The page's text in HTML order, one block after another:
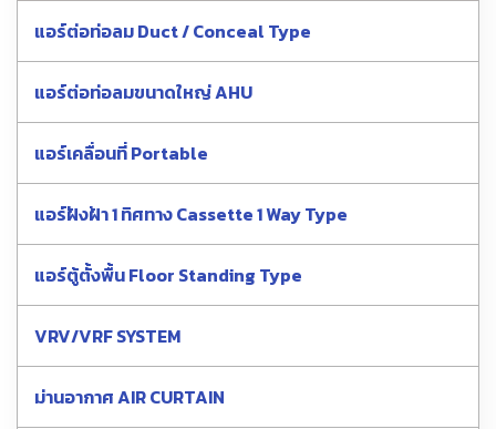
แอร์ต่อท่อลม Duct / Conceal Type
แอร์ต่อท่อลมขนาดใหญ่ AHU
แอร์เคลื่อนที่ Portable
แอร์ฝังฝ้า 1 ทิศทาง Cassette 1 Way Type
แอร์ตู้ตั้งพื้น Floor Standing Type
VRV/VRF SYSTEM
ม่านอากาศ AIR CURTAIN